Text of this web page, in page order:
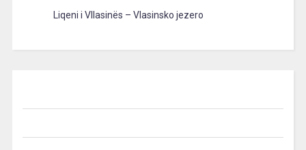
Liqeni i Vllasinës – Vlasinsko jezero